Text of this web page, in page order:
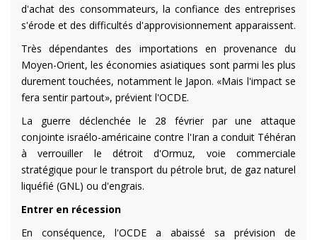
d'achat des consommateurs, la confiance des entreprises
s'érode et des difficultés d'approvisionnement apparaissent.
Très dépendantes des importations en provenance du
Moyen-Orient, les économies asiatiques sont parmi les plus
durement touchées, notamment le Japon. «Mais l'impact se
fera sentir partout», prévient l'OCDE.
La guerre déclenchée le 28 février par une attaque
conjointe israélo-américaine contre l'Iran a conduit Téhéran
à verrouiller le détroit d'Ormuz, voie commerciale
stratégique pour le transport du pétrole brut, de gaz naturel
liquéfié (GNL) ou d'engrais.
Entrer en récession
En conséquence, l'OCDE a abaissé sa prévision de